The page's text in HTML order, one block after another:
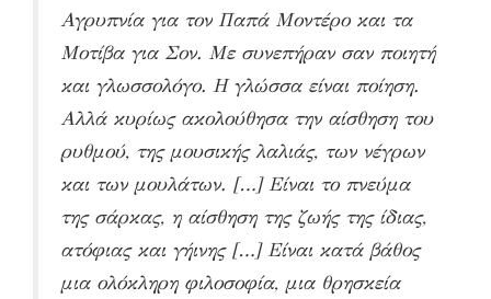
Αγρυπνία για τον Παπά Μοντέρο και τα
Μοτίβα για Σον. Με συνεπήραν σαν ποιητή
και γλωσσολόγο. Η γλώσσα είναι ποίηση.
Αλλά κυρίως ακολούθησα την αίσθηση του
ρυθμού, της μουσικής λαλιάς, των νέγρων
και των μουλάτων. […] Είναι το πνεύμα
της σάρκας, η αίσθηση της ζωής της ίδιας,
ατόφιας και γήινης […] Είναι κατά βάθος
μια ολόκληρη φιλοσοφία, μια θρησκεία